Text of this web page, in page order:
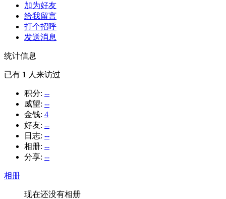
加为好友
给我留言
打个招呼
发送消息
统计信息
已有 1 人来访过
积分: --
威望: --
金钱: 4
好友: --
日志: --
相册: --
分享: --
相册
现在还没有相册